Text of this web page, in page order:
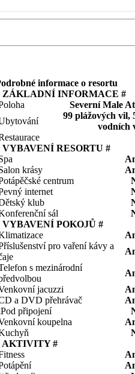
informace o resortu
ZÁKLADNÍ INFORMACE #
Severní Male
99 plážových vil,
vodních
VYBAVENÍ RESORTU #
krásy
centrum
internet
klub
sál
VYBAVENÍ POKOJŮ #
pro vaření kávy a
s mezinárodní
jacuzzi
a DVD přehrávač
připojení
koupelna
AKTIVITY #